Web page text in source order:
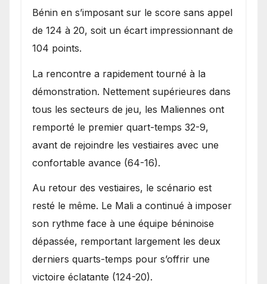
Bénin en s’imposant sur le score sans appel
de 124 à 20, soit un écart impressionnant de
104 points.
La rencontre a rapidement tourné à la
démonstration. Nettement supérieures dans
tous les secteurs de jeu, les Maliennes ont
remporté le premier quart-temps 32-9,
avant de rejoindre les vestiaires avec une
confortable avance (64-16).
Au retour des vestiaires, le scénario est
resté le même. Le Mali a continué à imposer
son rythme face à une équipe béninoise
dépassée, remportant largement les deux
derniers quarts-temps pour s’offrir une
victoire éclatante (124-20).